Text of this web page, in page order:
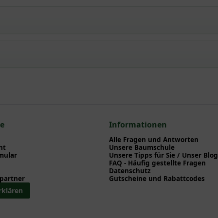
/ Oregano / Polster-Dost / Garten-Dost
Informationen
Alle Fragen und Antworten
Unsere Baumschule
Unsere Tipps für Sie / Unser Blog
FAQ - Häufig gestellte Fragen
Datenschutz
Gutscheine und Rabattcodes